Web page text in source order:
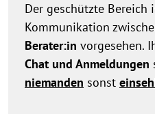
Der geschützte
Kommunikation
Berater:in vorgesehen.
Chat und Anmeldungen
niemanden sonst